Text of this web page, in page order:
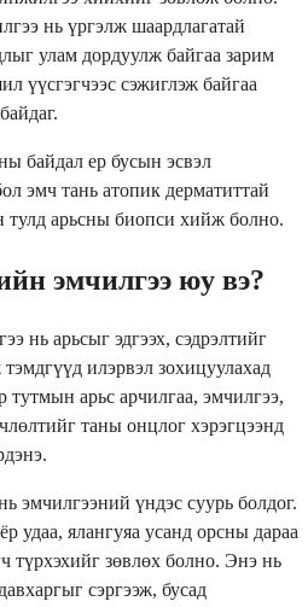
нь үргэлж шаардлагатай
улам дордуулж байгаа зарим
үүсгэгчээс сэжиглэж байгаа
байдал ер бусын эсвэл
эмч тань атопик дерматиттай
тулд арьсны биопси хийж болно.
эмчилгээ юу вэ?
нь арьсыг эдгээх, сэдрэлтийг
илэрвэл зохицуулахад
тутмын арьс арчилгаа, эмчилгээ,
таны онцлог хэрэгцээнд
эмчилгээний үндэс суурь болдог.
удаа, ялангуяа усанд орсны дараа
түрхэхийг зөвлөх болно. Энэ нь
сэргээж, бусад